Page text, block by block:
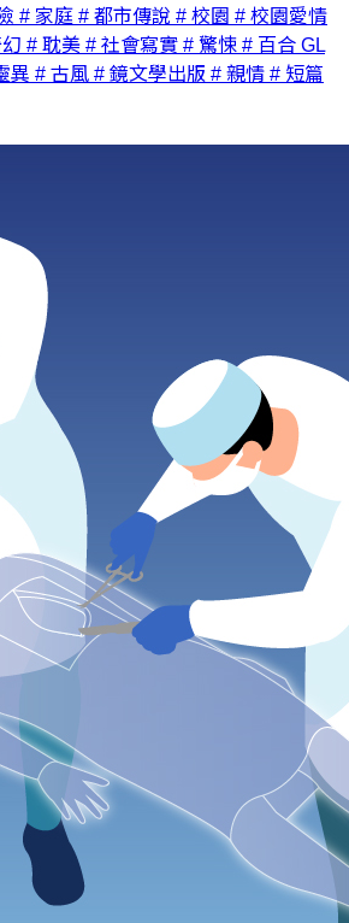
# 家庭 # 都市傳說 # 校園 # 校園愛情
# 耽美 # 社會寫實 # 驚悚 # 百合 GL
異 # 古風 # 鏡文學出版 # 親情 # 短篇